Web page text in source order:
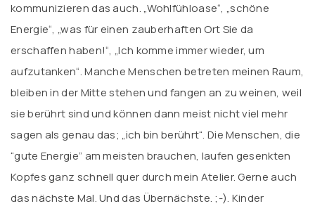
kommunizieren das auch. „Wohlfühloase“, „schöne
Energie“, „was für einen zauberhaften Ort Sie da
erschaffen haben!“, „Ich komme immer wieder, um
aufzutanken“. Manche Menschen betreten meinen Raum,
bleiben in der Mitte stehen und fangen an zu weinen, weil
sie berührt sind und können dann meist nicht viel mehr
sagen als genau das; „ich bin berührt“. Die Menschen, die
“gute Energie” am meisten brauchen, laufen gesenkten
Kopfes ganz schnell quer durch mein Atelier. Gerne auch
das nächste Mal. Und das Übernächste. ;-). Kinder